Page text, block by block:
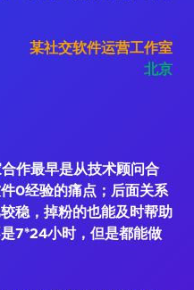
某社交软件运营工作室
北京
作最早是从技术顾问合
0经验的痛点；后面关系
稳，掉粉的也能及时帮助
7*24小时，但是都能做